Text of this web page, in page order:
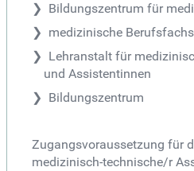
Bildungszentrum für
medizinische
Lehranstalt für
und Assistentinnen
Bildungszentrum
Zugangsvoraussetzung für
medizinisch-technische/r